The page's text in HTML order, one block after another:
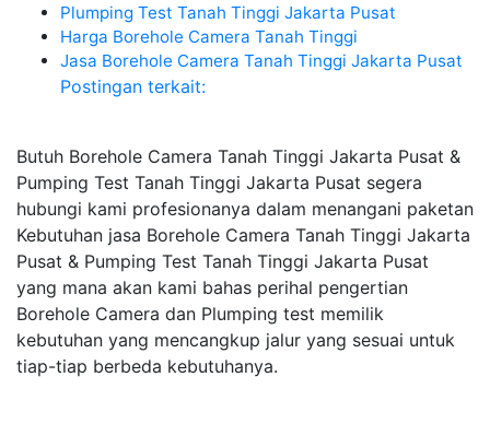
Plumping Test Tanah Tinggi Jakarta Pusat
Harga Borehole Camera Tanah Tinggi
Jasa Borehole Camera Tanah Tinggi Jakarta Pusat
Postingan terkait:
Butuh Borehole Camera Tanah Tinggi Jakarta Pusat &
Pumping Test Tanah Tinggi Jakarta Pusat segera
hubungi kami profesionanya dalam menangani paketan
Kebutuhan jasa Borehole Camera Tanah Tinggi Jakarta
Pusat & Pumping Test Tanah Tinggi Jakarta Pusat
yang mana akan kami bahas perihal pengertian
Borehole Camera dan Plumping test memilik
kebutuhan yang mencangkup jalur yang sesuai untuk
tiap-tiap berbeda kebutuhanya.